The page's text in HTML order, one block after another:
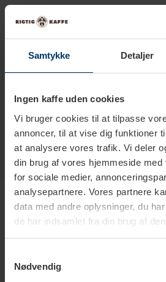
Samtykke Detaljer
Ingen kaffe uden cookies
Vi bruger cookies til at tilpasse
annoncer, til at vise dig funktioner
at analysere vores trafik. Vi deler
din brug af vores hjemmeside med
for sociale medier,
analysepartnere. Vores partnere
data med andre oplysninger, du
de har indsamlet fra din brug af
Nødvendig
Kapacitet
Farve Stål
Produkter i samme